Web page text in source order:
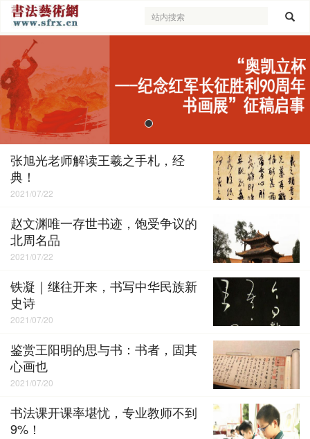
张旭光老师解读王羲之手札，经
典！
2021/07/22
赵文渊唯一存世书迹，饱受争议的
北周名品
2021/07/22
铁凝｜继往开来，书写中华民族新
史诗
2021/07/20
鉴赏王阳明的思与书：书者，固其
心画也
2021/07/20
书法课开课率堪忧，专业教师不到
9%！